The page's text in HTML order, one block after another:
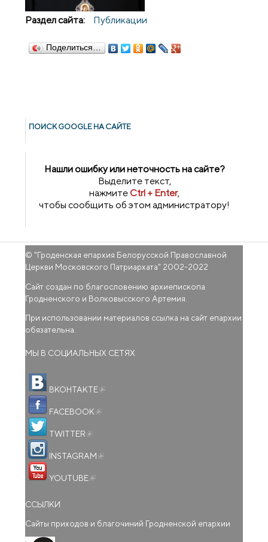
Раздел сайта: Публикации
Поделиться…
ПОИСК GOОGLE НА САЙТЕ
Нашли ошибку или неточность на сайте?
Выделите текст,
нажмитеCtrl + Enter,
чтобы сообщить об этом администратору!
© "Гроденская епархия Белорусской Православной
Церкви Московского Патриархата" 2002-2022
Сайт создан по благословению архиепископа
Гродненского и Волковысского Артемия.
При использовании материалов ссылка на сайт епархии
обязательна.
МЫ В СОЦИАЛЬНЫХ СЕТЯХ
ВКОНТАКТЕ
FACEBOOK
TWITTER
INSTAGRAM
YOUTUBE
ССЫЛКИ
Сайты приходов и благочиний Гродненской епархии